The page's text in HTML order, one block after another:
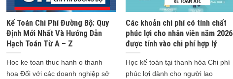
Kế Toán Chi Phí Đường Bộ: Quy
Định Mới Nhất Và Hướng Dẫn
Hạch Toán Từ A – Z
Hoc ke toan thuc hanh o thanh
hoa Đối với các doanh nghiệp sở
Các khoản chi phí có tính chất
phúc lợi cho nhân viên năm 2026
được tính vào chi phí hợp lý
Học kế toán tại thanh hóa Chi phí
phúc lợi dành cho người lao